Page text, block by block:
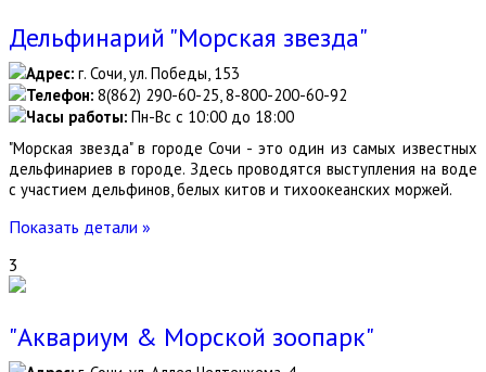
Дельфинарий "Морская звезда"
Адрес: г. Сочи, ул. Победы, 153
Телефон: 8(862) 290-60-25, 8-800-200-60-92
Часы работы: Пн-Вс с 10:00 до 18:00
"Морская звезда" в городе Сочи - это один из самых известных
дельфинариев в городе. Здесь проводятся выступления на воде
с участием дельфинов, белых китов и тихоокеанских моржей.
Показать детали »
3
"Аквариум & Морской зоопарк"